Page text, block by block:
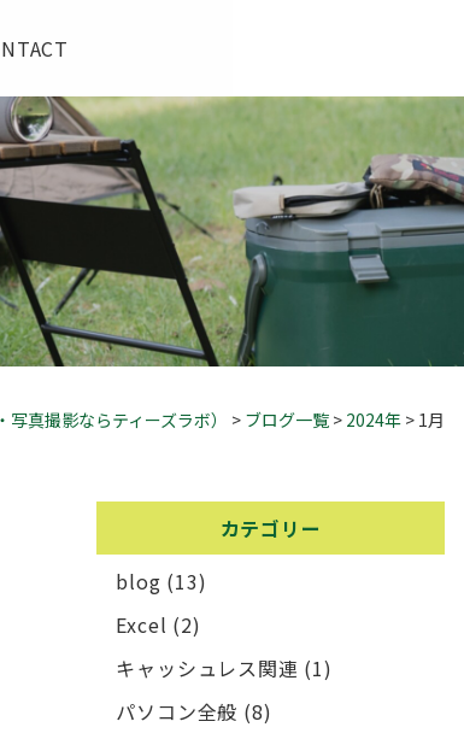
真撮影ならティーズラボ） > ブログ一覧 > 2024年 > 1月
カテゴリー
blog (13)
Excel (2)
キャッシュレス関連 (1)
パソコン全般 (8)